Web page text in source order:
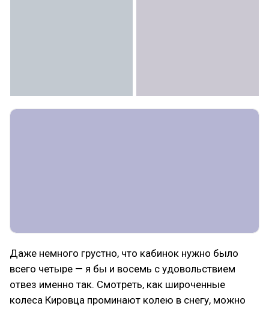
Даже немного грустно, что кабинок нужно было
всего четыре — я бы и восемь с удовольствием
отвез именно так. Смотреть, как широченные
колеса Кировца проминают колею в снегу, можно